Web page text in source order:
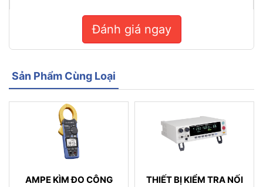
Đánh giá ngay
Sản Phẩm Cùng Loại
AMPE KÌM ĐO CÔNG
THIẾT BỊ KIỂM TRA NỐI